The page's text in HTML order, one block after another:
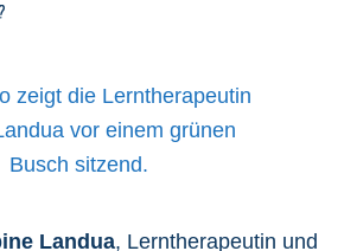
Landua, Lerntherapeutin und